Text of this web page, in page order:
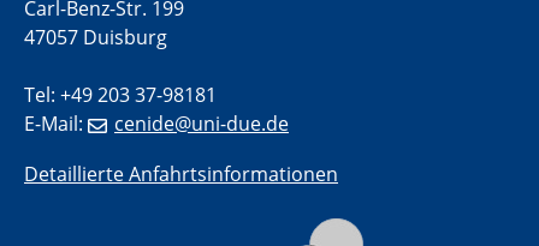
20.07.2023
PFAS: Gründe für das Verbot aus Sicht des
20.07.2023
PFAS: Gründe für das Verbot aus Sicht des
Wasser- und Umweltschutzes
Carl-Benz-Str. 199
47057 Duisburg
Tel: +49 203 37-98181
E-Mail:
cenide@uni-due.de
Detaillierte Anfahrtsinformationen